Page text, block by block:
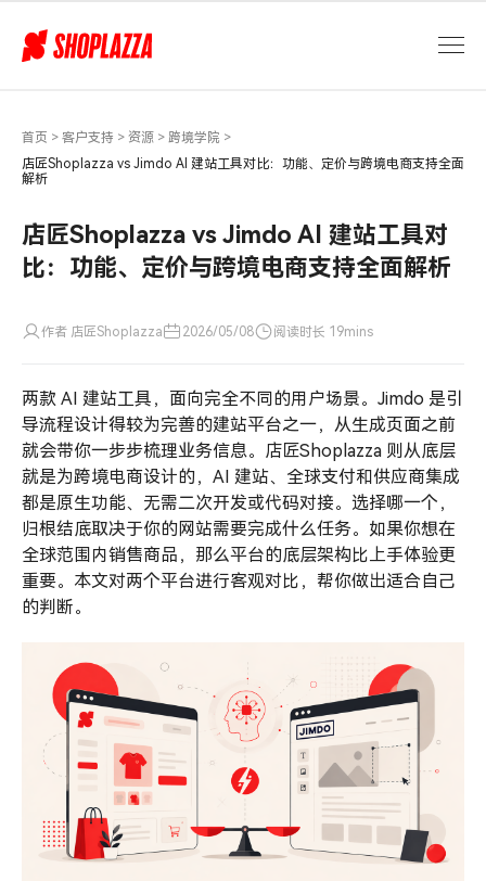
Shoplazza
能、
首页 > 客户支持 > 资源 > 跨境学院 >
店匠Shoplazza vs Jimdo AI 建站工具对比：功能、定价与跨境电商支持全面
解析
店匠Shoplazza vs Jimdo AI 建站工具对
比：功能、定价与跨境电商支持全面解析
作者 店匠Shoplazza 2026/05/08 阅读时长 19mins
两款 AI 建站工具，面向完全不同的用户场景。Jimdo 是引
导流程设计得较为完善的建站平台之一，从生成页面之前
就会带你一步步梳理业务信息。店匠Shoplazza 则从底层
就是为跨境电商设计的，AI 建站、全球支付和供应商集成
都是原生功能、无需二次开发或代码对接。选择哪一个，
归根结底取决于你的网站需要完成什么任务。如果你想在
全球范围内销售商品，那么平台的底层架构比上手体验更
重要。本文对两个平台进行客观对比，帮你做出适合自己
的判断。